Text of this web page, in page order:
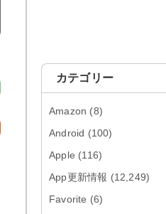
版をリリース。
イバル 26.40」
ザ 151.0.7922....
向け最新版...
カテゴリー
Amazon (8)
Android (100)
Apple (116)
App更新情報 (12,249)
Favorite (6)